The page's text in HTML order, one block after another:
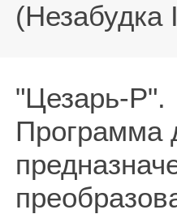
(Незабудка
"Цезарь-Р".